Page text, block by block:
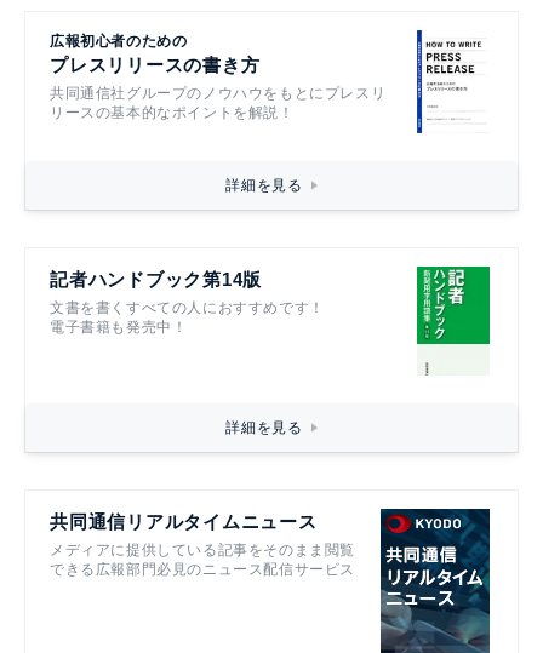
広報初心者のための
プレスリリースの書き方
共同通信社グループのノウハウをもとにプレスリ
リースの基本的なポイントを解説！
詳細を見る
記者ハンドブック第14版
文書を書くすべての人におすすめです！
電子書籍も発売中！
詳細を見る
共同通信リアルタイムニュース
メディアに提供している記事をそのまま閲覧
できる広報部門必見のニュース配信サービス